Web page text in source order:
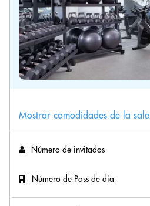
Mostrar comodidades de la sala
Número de invitados
Número de Pass de dia